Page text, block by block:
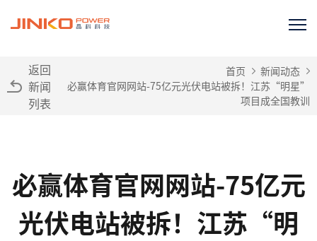
返回
新闻
列表
首页
新闻动态
必赢体育官网网站-75亿元光伏电站被拆！江苏“明星”
项目成全国教训
必赢体育官网网站-75亿元
光伏电站被拆！江苏“明